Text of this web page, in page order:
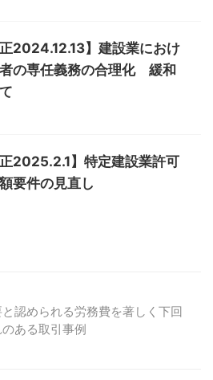
正2024.12.13】建設業におけ
の専任義務の合理化 緩和
正2025.2.1】特定建設業許可
要件の見直し
認められる労務費を著しく下回
ある取引事例